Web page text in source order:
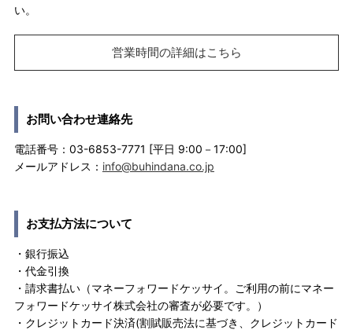
い。
営業時間の詳細はこちら
お問い合わせ連絡先
電話番号：03-6853-7771 [平日 9:00－17:00]
メールアドレス： info@buhindana.co.jp
お支払方法について
・銀行振込
・代金引換
・請求書払い（マネーフォワードケッサイ。ご利用の前にマネー
フォワードケッサイ株式会社の審査が必要です。）
・クレジットカード決済(割賦販売法に基づき、クレジットカード